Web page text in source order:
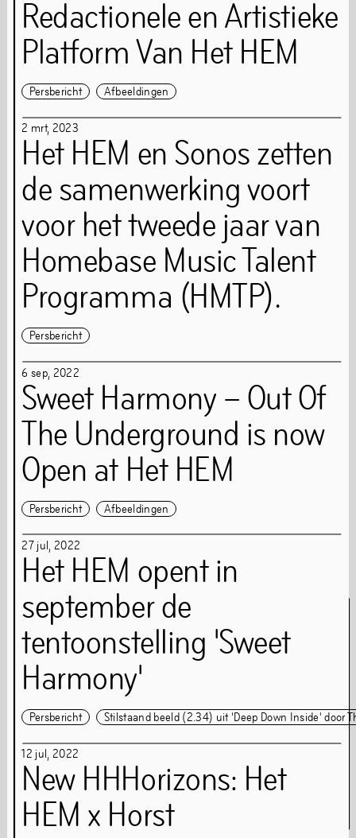
Gedragscode
Volledige kalender
Kunst
Kunst is onze grote liefde. Ook nu we gesloten zijn voor
renovaties, gaat onze programmering door. Je vindt onze
kunstprogramma's op off-site locaties door het jaar
heen en op digitaal platform The Couch. De permanente
installaties in Het HEM blijven na de verbouwing
toegankelijk voor publiek.
Archief Chapters Archief lange tentoonstellingen
Optredens &
Evenementen
6 jul,2024
Redactionele en Artistieke
Platform Van Het HEM
Persbericht Afbeeldingen
2 mrt, 2023
Het HEM en Sonos zetten
de samenwerking voort
voor het tweede jaar van
Homebase Music Talent
Programma (HMTP).
Persbericht
6 sep, 2022
Sweet Harmony – Out Of
The Underground is now
Open at Het HEM
Persbericht Afbeeldingen
27jul, 2022
Het HEM opent in
september de
tentoonstelling 'Sweet
Harmony'
Persbericht Stilstaand beeld (2.34) uit 'Deep Down Inside' door
12 jul, 2022
New HHHorizons: Het
HEM x Horst